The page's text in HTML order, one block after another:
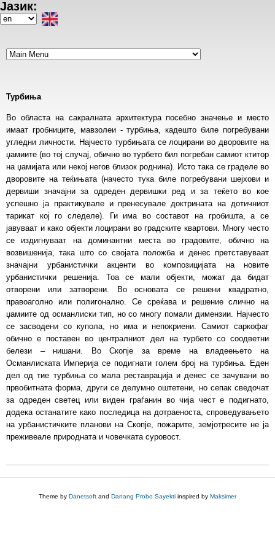
Skip
to
Јазик:
Select
Турбиња
Во областа на сакралната архитектура посебно значење и место
имаат гробниците, мавзолеи - турбиња, кадешто биле погребувани
угледни личности. Најчесто турбињата се лоцирани во дворовите на
џамиите (во тој случај, обично во турбето бил погребан самиот ктитор
на џамијата или некој негов близок роднина). Исто така се граделе во
дворовите на теќињата (начесто тука биле погребувани шејхови и
дервиши значајни за одреден дервишки ред и за теќето во кое
успешно ја практикувале и пренесувале доктрината на дотичниот
тарикат кој го следеле). Ги има во составот на гробишта, а се
јавуваат и како објекти лоцирани во градските квартови. Многу често
се издигнуваат на доминантни места во градовите, обично на
возвишенија, така што со својата положба и денес претставуваат
значајни урбанистички акценти во композицијата на новите
урбанистички решенија. Тоа се мали објекти, можат да бидат
отворени или затворени. Во основата се решени квадратно,
правоаголно или полигонално. Се среќава и решение слично на
џамиите од османлиски тип, но со многу помали димензии. Најчесто
се засводени со купола, но има и непокриени. Самиот саркофаг
обично е поставен во централниот дел на турбето со соодветни
белези – нишани. Во Скопје за време на владеењето на
Османлиската Империја се подигнати голем број на турбиња. Еден
дел од тие турбиња со мала реставрација и денес се зачувани во
првобитната форма, други се делумно оштетени, но сепак сведочат
за одреден светец или виден граѓанин во чија чест е подигнато,
додека останатите како последица на дотраеноста, спроведувањето
на урбанистичките планови на Скопје, пожарите, земјотресите не ја
преживеале природната и човечката суровост.
Theme by Danetsoft and Danang Probo Sayekti inspired by Maksimer